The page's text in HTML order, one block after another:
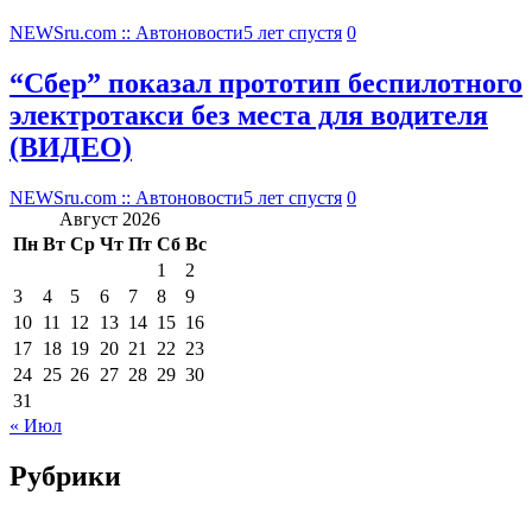
NEWSru.com :: Автоновости5 лет спустя 0
“Сбер” показал прототип беспилотного
электротакси без места для водителя
(ВИДЕО)
NEWSru.com :: Автоновости5 лет спустя 0
Август 2026
Пн Вт Ср Чт Пт Сб Вс
1
2
3
4 5 6 7 8
9
10 11 12 13 14 15 16
17 18 19 20 21 22 23
24 25 26 27 28 29 30
31
« Июл
Рубрики